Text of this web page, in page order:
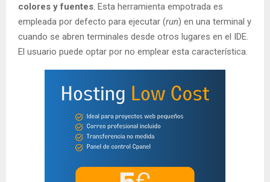
colores y fuentes . Esta herramienta empotrada es
empleada por defecto para ejecutar (run) en una terminal y
cuando se abren terminales desde otros lugares en el IDE.
El usuario puede optar por no emplear esta característica.